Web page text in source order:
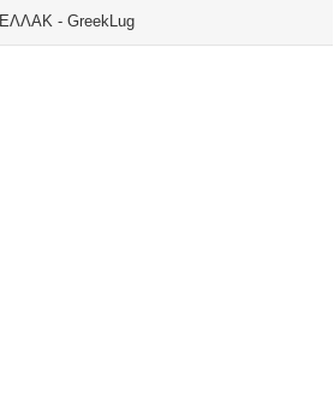
ΕΛΛΑΚ - GreekLug